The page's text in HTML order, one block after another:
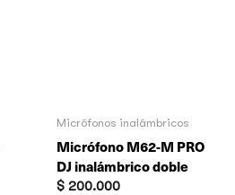
Micrófonos inalámbricos
Micrófono M62-M PRO
DJ inalámbrico doble
$ 200.000